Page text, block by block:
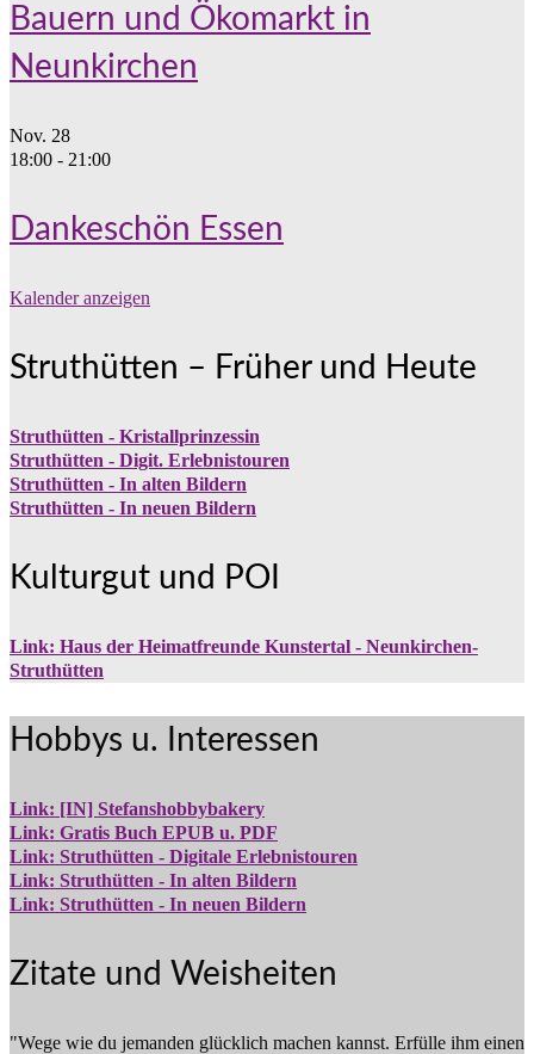
Bauern und Ökomarkt in
Neunkirchen
Nov. 28
18:00 - 21:00
Dankeschön Essen
Kalender anzeigen
Struthütten – Früher und Heute
Struthütten - Kristallprinzessin
Struthütten - Digit. Erlebnistouren
Struthütten - In alten Bildern
Struthütten - In neuen Bildern
Kulturgut und POI
Link: Haus der Heimatfreunde Kunstertal - Neunkirchen-
Struthütten
Hobbys u. Interessen
Link: [IN] Stefanshobbybakery
Link: Gratis Buch EPUB u. PDF
Link: Struthütten - Digitale Erlebnistouren
Link: Struthütten - In alten Bildern
Link: Struthütten - In neuen Bildern
Zitate und Weisheiten
"Wege wie du jemanden glücklich machen kannst. Erfülle ihm einen